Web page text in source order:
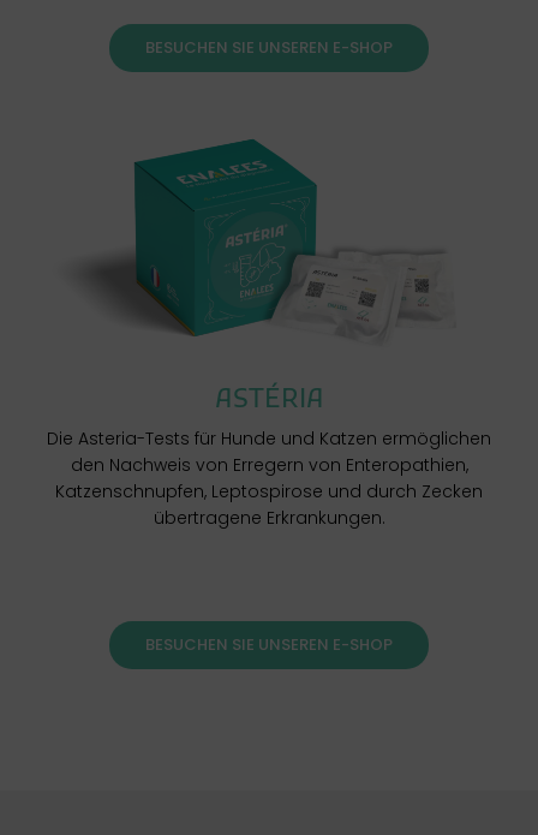
BESUCHEN SIE UNSEREN E-SHOP
ASTÉRIA
Die Asteria-Tests für Hunde und Katzen ermöglichen
den Nachweis von Erregern von Enteropathien,
Katzenschnupfen, Leptospirose und durch Zecken
übertragene Erkrankungen.
BESUCHEN SIE UNSEREN E-SHOP